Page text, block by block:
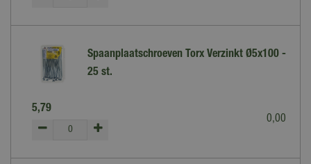
Spaanplaatschroeven Torx Verzinkt Ø5x100 -
25 st.
5,79
0,00